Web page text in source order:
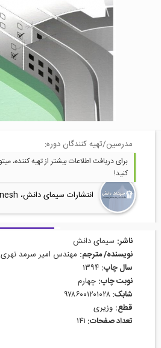
مدرسین/تهیه کنندگان دوره:
برای دریافت اطلاعات بیشتر از تهیه کننده،
کنید!
انتشارات سیمای دانش، Simayedanesh
ناشر: سیمای دانش
نویسنده/ مترجم: مهندس امیر سرمد نهری
سال چاپ:
نوبت چاپ: چهارم
شابک:۹۷۸۶۰۰۱۲۰۱۰۲۸
قطع: وزیری
تعداد صفحات: ۱۴۱